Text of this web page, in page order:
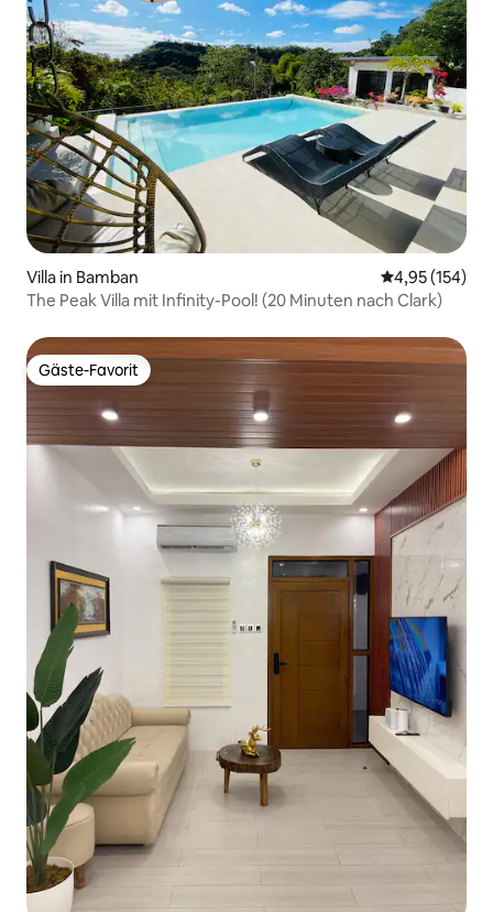
Villa in Bamban
4,95 (154)
The Peak Villa mit Infinity-Pool! (20 Minuten nach Clark)
Gäste-Favorit
Gäste-Favorit